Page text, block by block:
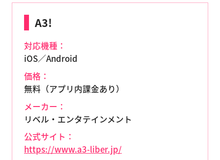
A3!
対応機種：
iOS／Android
価格：
無料（アプリ内課金あり）
メーカー：
リベル・エンタテインメント
公式サイト：
https://www.a3-liber.jp/